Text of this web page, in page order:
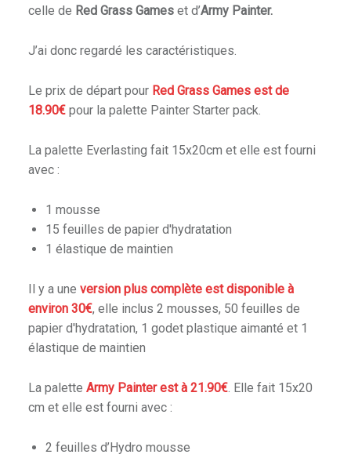
U
O
B
Y
celle de Red Grass Gameset d’Army Painter.
J’ai donc regardé les caractéristiques.
Le prix de départ pour Red Grass Games est de
18.90€ pour la palette Painter Starter pack.
La palette Everlasting fait 15x20cm et elle est fourni
avec :
1 mousse
15 feuilles de papier d'hydratation
1 élastique de maintien
Il y a une version plus complète est disponible à
environ 30€, elle inclus 2 mousses, 50 feuilles de
papier d'hydratation, 1 godet plastique aimanté et 1
élastique de maintien
La palette Army Painter est à 21.90€. Elle fait 15x20
cm et elle est fourni avec :
2 feuilles d’Hydro mousse